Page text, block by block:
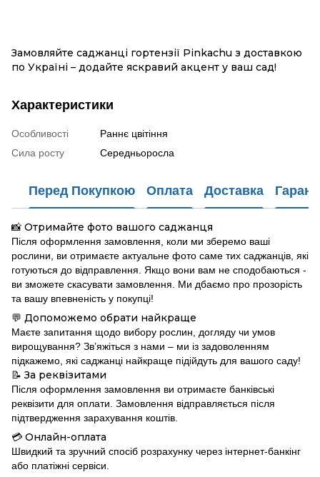
Замовляйте саджанці гортензії Pinkachu з доставкою
по Україні – додайте яскравий акцент у ваш сад!
Характеристики
Особливості
Раннє цвітіння
Сила росту
Середньоросла
Перед Покупкою Оплата Доставка
📸 Отримайте фото вашого саджанця
Після оформлення замовлення, коли ми зберемо ваші
рослини, ви отримаєте актуальне фото саме тих саджанців, які
готуються до відправлення. Якщо вони вам не сподобаються -
ви зможете скасувати замовлення. Ми дбаємо про прозорість
та вашу впевненість у покупці!
💬 Допоможемо обрати найкраще
Маєте запитання щодо вибору рослин, догляду чи умов
вирощування? Зв’яжіться з нами – ми із задоволенням
підкажемо, які саджанці найкраще підійдуть для вашого саду!
📝За реквізитами
Після оформлення замовлення ви отримаєте банківські
реквізити для оплати. Замовлення відправляється після
підтвердження зарахування коштів.
💳 Онлайн-оплата
Швидкий та зручний спосіб розрахунку через інтернет-банкінг
або платіжні сервіси.